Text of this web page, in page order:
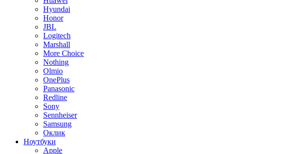
Hyundai
Honor
JBL
Logitech
Marshall
More Choice
Nothing
Olmio
OnePlus
Panasonic
Redline
Sony
Sennheiser
Samsung
Оклик
Ноутбуки
Apple